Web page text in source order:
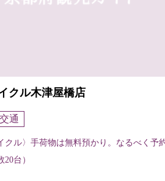
クル木津屋橋店
交通
クル〉手荷物は無料預かり。なるべく予約
20台）